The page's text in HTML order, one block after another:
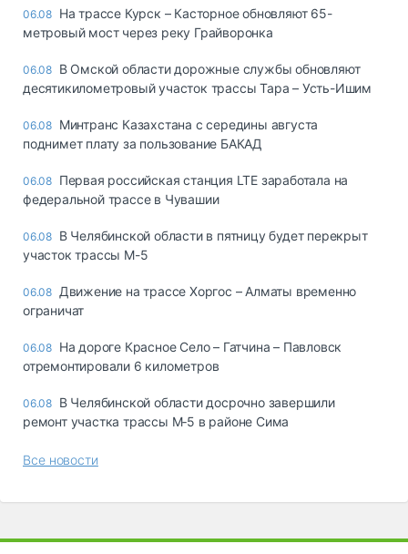
06.08 На трассе Курск – Касторное обновляют 65-
метровый мост через реку Грайворонка
06.08 В Омской области дорожные службы обновляют
десятикилометровый участок трассы Тара – Усть-Ишим
06.08 Минтранс Казахстана с середины августа
поднимет плату за пользование БАКАД
06.08 Первая российская станция LTE заработала на
федеральной трассе в Чувашии
06.08 В Челябинской области в пятницу будет перекрыт
участок трассы М-5
06.08 Движение на трассе Хоргос – Алматы временно
ограничат
06.08 На дороге Красное Село – Гатчина – Павловск
отремонтировали 6 километров
06.08 В Челябинской области досрочно завершили
ремонт участка трассы М‑5 в районе Сима
Все новости